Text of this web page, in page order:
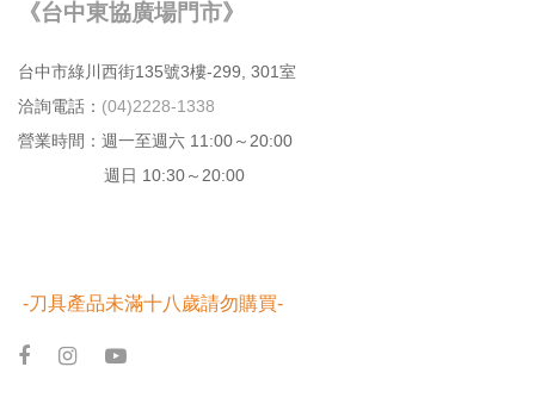
《台中東協廣場門市》
台中市綠川⻄街135號3樓-299, 301室
洽詢電話： (04)2228-1338
營業時間：週⼀⾄週六 11:00～20:00
週日 10:30～20:00
-刀具產品未滿十八歲請勿購買-